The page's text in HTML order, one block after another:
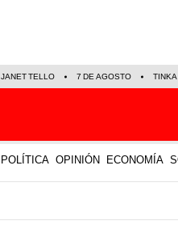
JANET TELLO 7 DE AGOSTO
POLÍTICA OPINIÓN ECONOMÍA